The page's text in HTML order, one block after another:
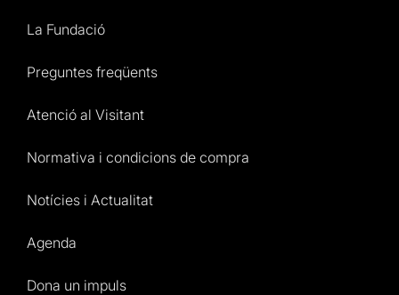
La Fundació
Preguntes freqüents
Atenció al Visitant
Normativa i condicions de compra
Notícies i Actualitat
Agenda
Dona un impuls